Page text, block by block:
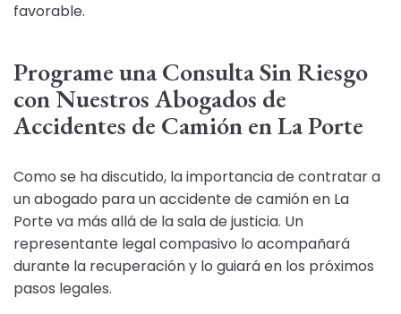
favorable.
Programe una Consulta Sin Riesgo
con Nuestros Abogados de
Accidentes de Camión en La Porte
Como se ha discutido, la importancia de contratar a
un abogado para un accidente de camión en La
Porte va más allá de la sala de justicia. Un
representante legal compasivo lo acompañará
durante la recuperación y lo guiará en los próximos
pasos legales.